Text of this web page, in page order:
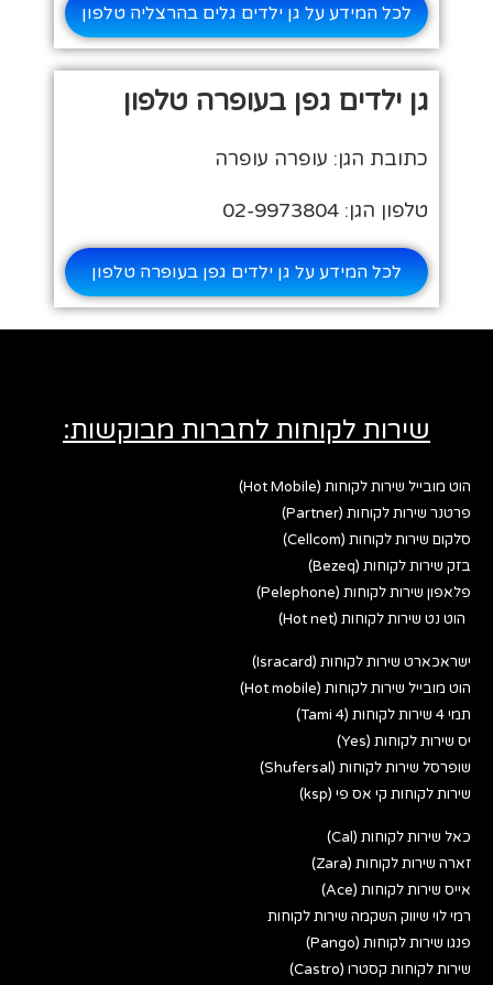
לכל המידע על גן ילדים גלים בהרצליה טלפון
גן ילדים גפן בעופרה טלפון
כתובת הגן: עופרה עופרה
טלפון הגן: 02-9973804
לכל המידע על גן ילדים גפן בעופרה טלפון
שירות לקוחות לחברות מבוקשות:
הוט מובייל שירות לקוחות (Hot Mobile)
פרטנר שירות לקוחות (Partner)
סלקום שירות לקוחות (Cellcom)
בזק שירות לקוחות (Bezeq)
פלאפון שירות לקוחות (Pelephone)
הוט נט שירות לקוחות (Hot net)
ישראכארט שירות לקוחות (Isracard)
הוט מובייל שירות לקוחות (Hot mobile)
תמי 4 שירות לקוחות (Tami 4)
יס שירות לקוחות (Yes)
שופרסל שירות לקוחות (Shufersal)
שירות לקוחות קי אס פי (ksp)
כאל שירות לקוחות (Cal)
זארה שירות לקוחות (Zara)
אייס שירות לקוחות (Ace)
רמי לוי שיווק השקמה שירות לקוחות
פנגו שירות לקוחות (Pango)
שירות לקוחות קסטרו (Castro)